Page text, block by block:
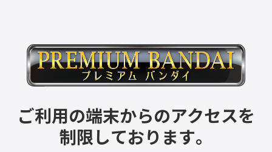
ご利用の端末からのアクセスを
制限しております。